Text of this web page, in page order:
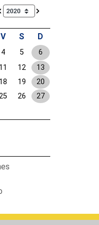
Doce Legislatura
V S D
4 5
6
11 12
13
18 19
20
26
27